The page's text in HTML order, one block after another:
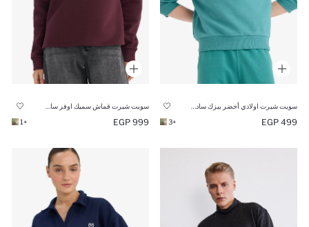
499 EGP
+3
999 EGP
+1